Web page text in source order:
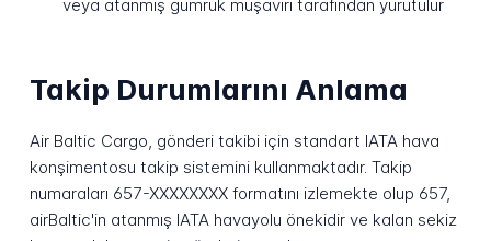
veya atanmış gümrük müşaviri tarafından yürütülür
Takip Durumlarını Anlama
Air Baltic Cargo, gönderi takibi için standart IATA hava
konşimentosu takip sistemini kullanmaktadır. Takip
numaraları 657-XXXXXXXX formatını izlemekte olup 657,
airBaltic'in atanmış IATA havayolu önekidir ve kalan sekiz